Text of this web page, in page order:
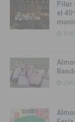
Pilar
el
31/
26/